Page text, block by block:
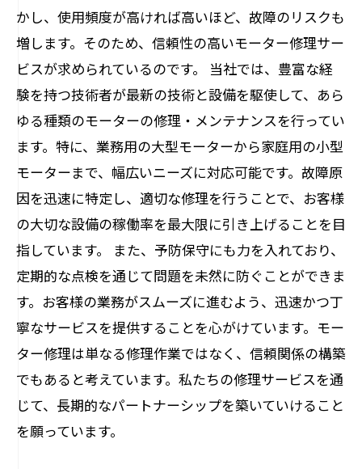
かし、使用頻度が高ければ高いほど、故障のリスクも
増します。そのため、信頼性の高いモーター修理サー
ビスが求められているのです。 当社では、豊富な経
験を持つ技術者が最新の技術と設備を駆使して、あら
ゆる種類のモーターの修理・メンテナンスを行ってい
ます。特に、業務用の大型モーターから家庭用の小型
モーターまで、幅広いニーズに対応可能です。故障原
因を迅速に特定し、適切な修理を行うことで、お客様
の大切な設備の稼働率を最大限に引き上げることを目
指しています。 また、予防保守にも力を入れており、
定期的な点検を通じて問題を未然に防ぐことができま
す。お客様の業務がスムーズに進むよう、迅速かつ丁
寧なサービスを提供することを心がけています。モー
ター修理は単なる修理作業ではなく、信頼関係の構築
でもあると考えています。私たちの修理サービスを通
じて、長期的なパートナーシップを築いていけること
を願っています。